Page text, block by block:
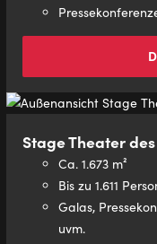
Stage Theater
Ca. 1.673 m²
Bis zu 1.611
Galas,
uvm.